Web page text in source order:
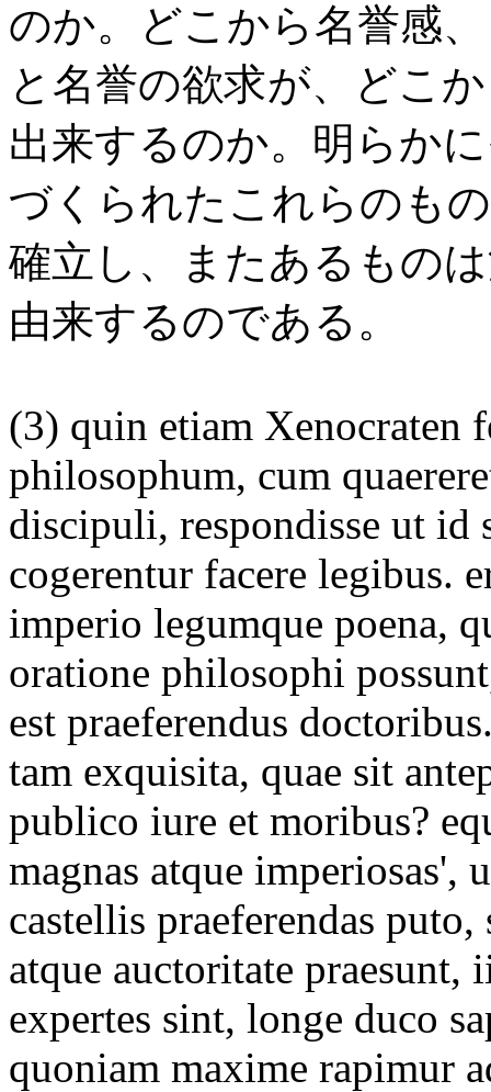
のか。どこから名誉感
と名誉の欲求が、どこ
出来するのか。明らか
づくられたこれらのも
確立し、またあるもの
由来するのである。
(3) quin etiam Xenocraten
philosophum, cum
discipuli, respondisse ut id
cogerentur facere legibus.
imperio legumque poena,
oratione philosophi
est praeferendus
tam exquisita, quae sit
publico iure et moribus?
magnas atque imperiosas',
castellis praeferendas
atque auctoritate
expertes sint, longe duco
quoniam maxime rapimur